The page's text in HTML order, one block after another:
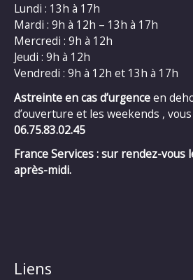
Lundi : 13h à 17h
Mardi : 9h à 12h – 13h à 17h
Mercredi : 9h à 12h
Jeudi : 9h à 12h
Vendredi : 9h à 12h et 13h à 17h
Astreinte en cas d’urgenceen
d’ouverture et les weekends ,
06.75.83.02.45
France Services : sur rendez-vous
après-midi.
Liens